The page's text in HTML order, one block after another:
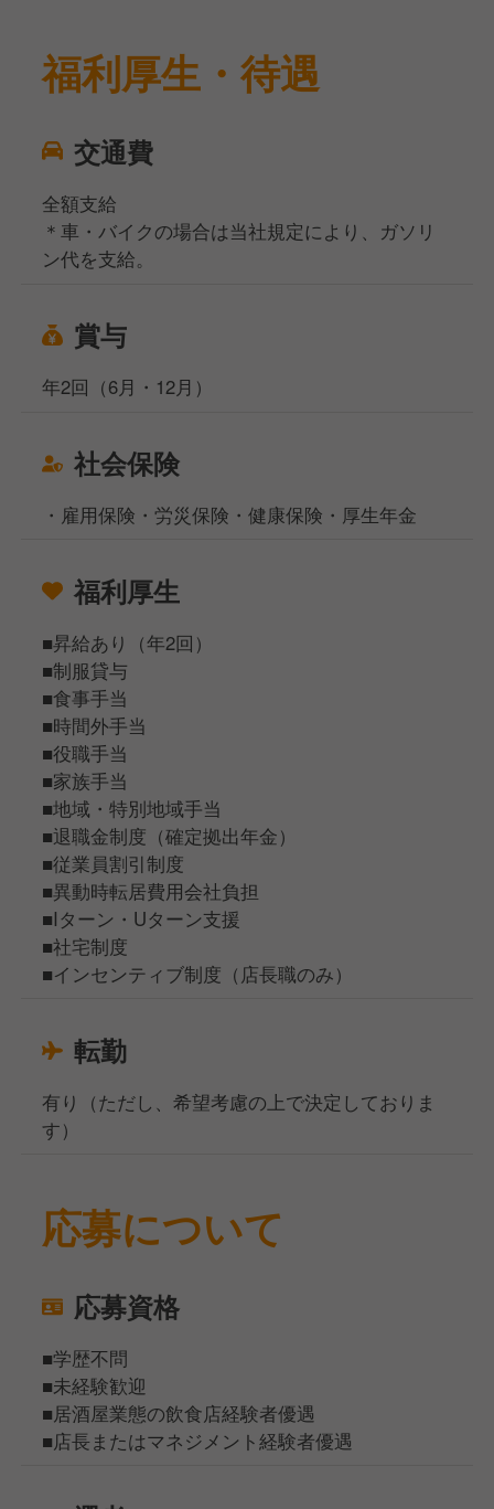
福利厚生・待遇
交通費
全額支給
＊車・バイクの場合は当社規定により、ガソリ
ン代を支給。
賞与
年2回（6月・12月）
社会保険
・雇用保険・労災保険・健康保険・厚生年金
福利厚生
■昇給あり（年2回）
■制服貸与
■食事手当
■時間外手当
■役職手当
■家族手当
■地域・特別地域手当
■退職金制度（確定拠出年金）
■従業員割引制度
■異動時転居費用会社負担
■Iターン・Uターン支援
■社宅制度
■インセンティブ制度（店長職のみ）
転勤
有り（ただし、希望考慮の上で決定しておりま
す）
応募について
応募資格
■学歴不問
■未経験歓迎
■居酒屋業態の飲食店経験者優遇
■店長またはマネジメント経験者優遇